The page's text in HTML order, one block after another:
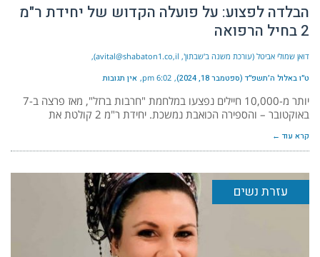
הבלדה לפצוע: על פועלה הקדוש של יחידת ר"מ
2 בחיל הרפואה
דואן שמולי אביטל (עורכת משנה ב'שבתון', avital@shabaton1.co,il)
ט״ו באלול ה׳תשפ״ד (ספטמבר 18, 2024) 6:02 pm אין תגובות
יותר מ-10,000 חיילים נפצעו במלחמת "חרבות ברזל", מאז פרצה ב-7
באוקטובר – והספירה הכואבת נמשכת. יחידת ר"מ 2 קולטת את
קרא עוד ←
עזרת נשים